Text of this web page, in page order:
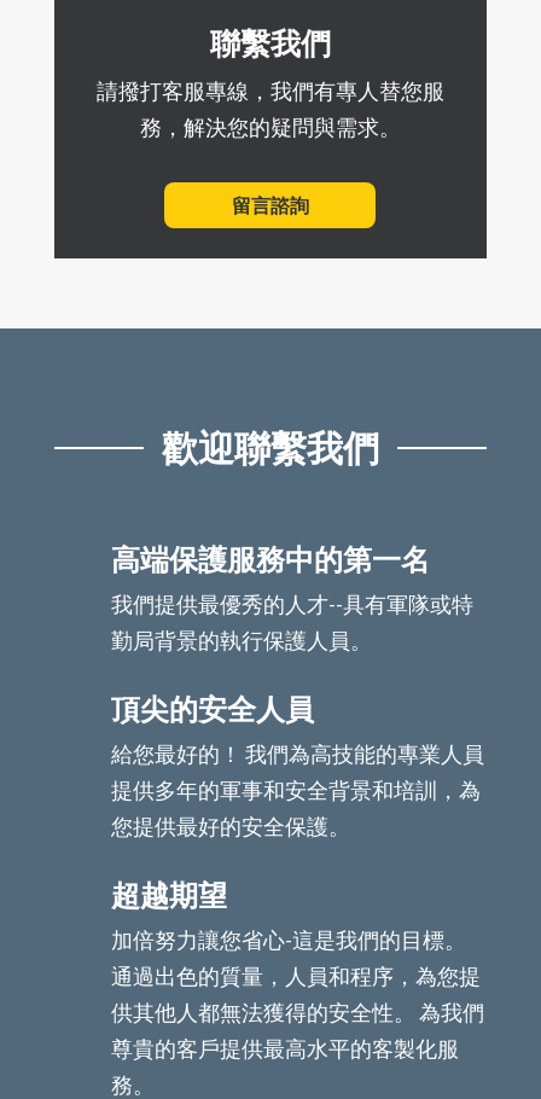
聯繫我們
請撥打客服專線，我們有專人替您服
務，解決您的疑問與需求。
留言諮詢
歡迎聯繫我們
高端保護服務中的第一名
我們提供最優秀的人才--具有軍隊或特
勤局背景的執行保護人員。
頂尖的安全人員
給您最好的！ 我們為高技能的專業人員
提供多年的軍事和安全背景和培訓，為
您提供最好的安全保護。
超越期望
加倍努力讓您省心-這是我們的目標。
通過出色的質量，人員和程序，為您提
供其他人都無法獲得的安全性。 為我們
尊貴的客戶提供最高水平的客製化服
務。